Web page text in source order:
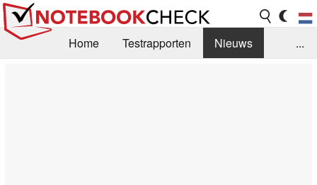
Home Testrapporten
Nieuws
...